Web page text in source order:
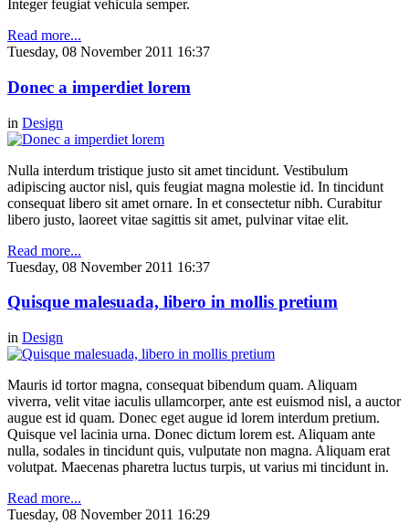
Integer feugiat vehicula semper.
Read more...
Tuesday, 08 November 2011 16:37
Donec a imperdiet lorem
in Design
Nulla interdum tristique justo sit amet tincidunt. Vestibulum
adipiscing auctor nisl, quis feugiat magna molestie id. In tincidunt
consequat libero sit amet ornare. In et consectetur nibh. Curabitur
libero justo, laoreet vitae sagittis sit amet, pulvinar vitae elit.
Read more...
Tuesday, 08 November 2011 16:37
Quisque malesuada, libero in mollis pretium
in Design
Mauris id tortor magna, consequat bibendum quam. Aliquam
viverra, velit vitae iaculis ullamcorper, ante est euismod nisl, a auctor
augue est id quam. Donec eget augue id lorem interdum pretium.
Quisque vel lacinia urna. Donec dictum lorem est. Aliquam ante
nulla, sodales in tincidunt quis, vulputate non magna. Aliquam erat
volutpat. Maecenas pharetra luctus turpis, ut varius mi tincidunt in.
Read more...
Tuesday, 08 November 2011 16:29